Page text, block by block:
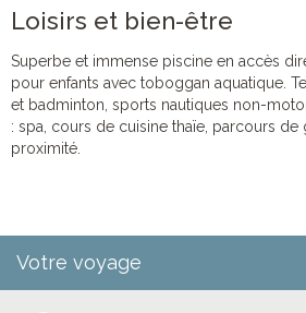
Loisirs et bien-être
Superbe et immense piscine en accès
pour enfants avec toboggan aquatique.
et badminton, sports nautiques non-
: spa, cours de cuisine thaïe, parcours de
proximité.
Votre voyage